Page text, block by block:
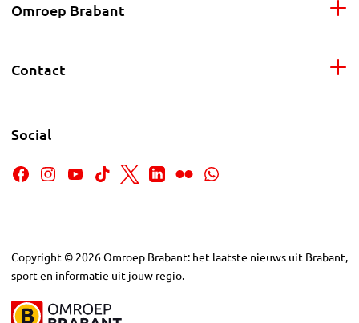
Omroep Brabant
Contact
Social
Copyright © 2026Omroep Brabant: het laatste nieuws uit Brabant,
sport en informatie uit jouw regio.